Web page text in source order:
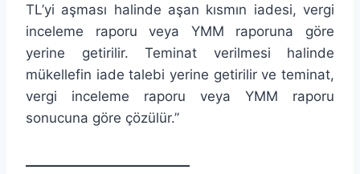
TL’yi aşması halinde aşan kısmın iadesi, vergi
inceleme raporu veya YMM raporuna göre
yerine getirilir. Teminat verilmesi halinde
mükellefin iade talebi yerine getirilir ve teminat,
vergi inceleme raporu veya YMM raporu
sonucuna göre çözülür.”
————————————